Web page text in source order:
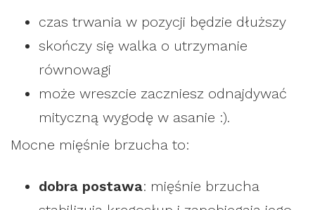
czas trwania w pozycji będzie dłuższy
skończy się walka o utrzymanie
równowagi
może wreszcie zaczniesz odnajdywać
mityczną wygodę w asanie :).
Mocne mięśnie brzucha to:
dobra postawa: mięśnie brzucha